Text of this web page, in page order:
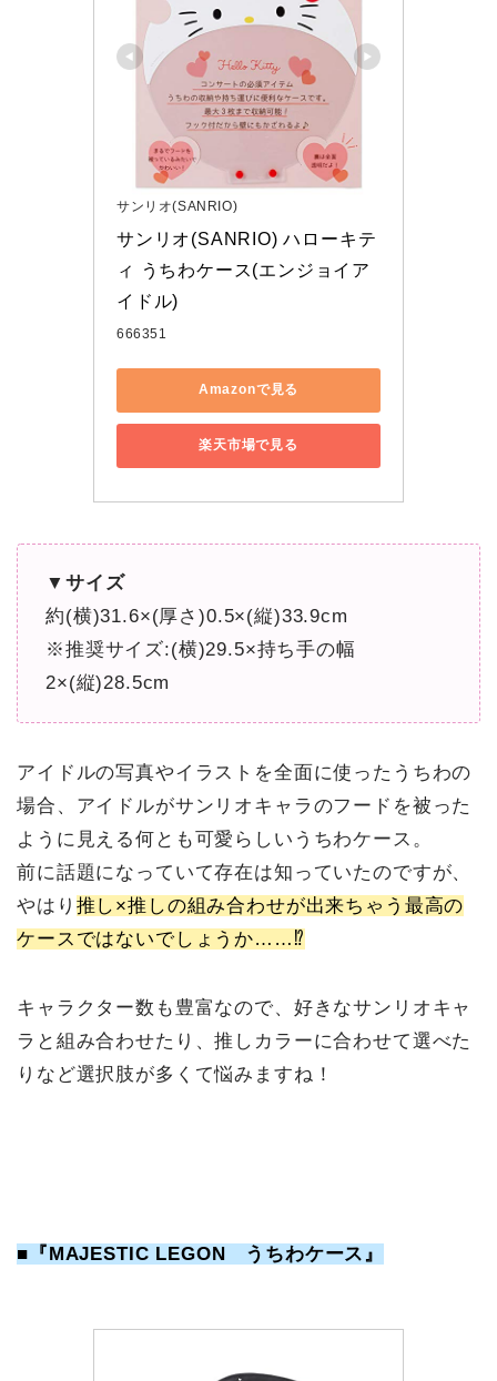
サンリオ(SANRIO)
サンリオ(SANRIO) ハローキテ
ィ うちわケース(エンジョイア
イドル)
666351
Amazonで見る
楽天市場で見る
▼サイズ
約(横)31.6×(厚さ)0.5×(縦)33.9cm
※推奨サイズ:(横)29.5×持ち手の幅
2×(縦)28.5cm
アイドルの写真やイラストを全面に使ったうちわの
場合、アイドルがサンリオキャラのフードを被った
ように見える何とも可愛らしいうちわケース。
前に話題になっていて存在は知っていたのですが、
やはり 推し×推しの組み合わせが出来ちゃう最高の
ケースではないでしょうか……⁉
キャラクター数も豊富なので、好きなサンリオキャ
ラと組み合わせたり、推しカラーに合わせて選べた
りなど選択肢が多くて悩みますね！
■『MAJESTIC LEGON うちわケース』